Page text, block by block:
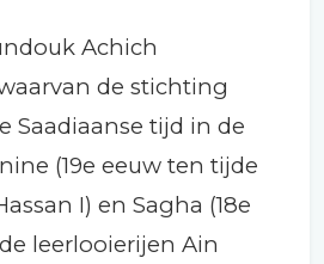
Achich
de stichting
Saadiaanse tijd in de
(19e eeuw ten tijde
I) en Sagha (18e
leerlooierijen Ain